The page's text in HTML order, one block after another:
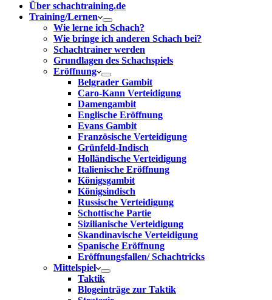
Über schachtraining.de
Training/Lernen
Wie lerne ich Schach?
Wie bringe ich anderen Schach bei?
Schachtrainer werden
Grundlagen des Schachspiels
Eröffnung
Belgrader Gambit
Caro-Kann Verteidigung
Damengambit
Englische Eröffnung
Evans Gambit
Französische Verteidigung
Grünfeld-Indisch
Holländische Verteidigung
Italienische Eröffnung
Königsgambit
Königsindisch
Russische Verteidigung
Schottische Partie
Sizilianische Verteidigung
Skandinavische Verteidigung
Spanische Eröffnung
Eröffnungsfallen/ Schachtricks
Mittelspiel
Taktik
Blogeinträge zur Taktik